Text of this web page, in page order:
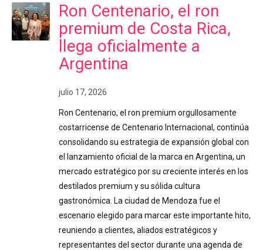
Ron Centenario, el ron
premium de Costa Rica,
llega oficialmente a
Argentina
julio 17, 2026
Ron Centenario, el ron premium orgullosamente
costarricense de Centenario Internacional, continúa
consolidando su estrategia de expansión global con
el lanzamiento oficial de la marca en Argentina, un
mercado estratégico por su creciente interés en los
destilados premium y su sólida cultura
gastronómica. La ciudad de Mendoza fue el
escenario elegido para marcar este importante hito,
reuniendo a clientes, aliados estratégicos y
representantes del sector durante una agenda de